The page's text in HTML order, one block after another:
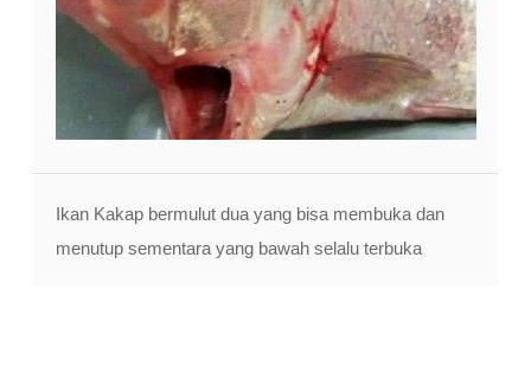
Ikan Kakap bermulut dua yang bisa membuka dan
menutup sementara yang bawah selalu terbuka